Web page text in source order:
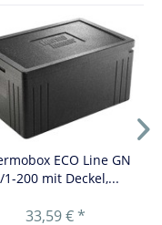
ECO Line GN
1-200 mit Deckel,...
33,59 € *